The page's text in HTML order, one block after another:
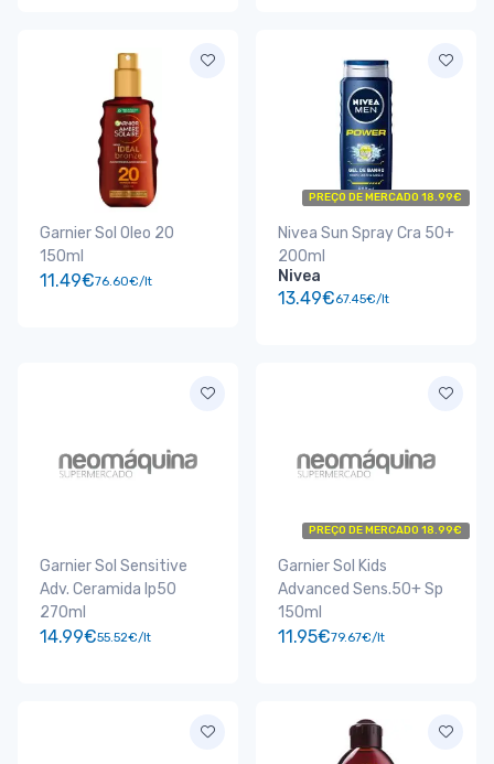
Garnier Sol Oleo 20
150ml
11.49€76.60€/lt
PREÇO DE MERCADO 18.99€
Nivea Sun Spray Cra 50+
200ml
Nivea
13.49€67.45€/lt
Garnier Sol Sensitive
Adv. Ceramida Ip50
270ml
14.99€55.52€/lt
PREÇO DE MERCADO 18.99€
Garnier Sol Kids
Advanced Sens.50+ Sp
150ml
11.95€79.67€/lt